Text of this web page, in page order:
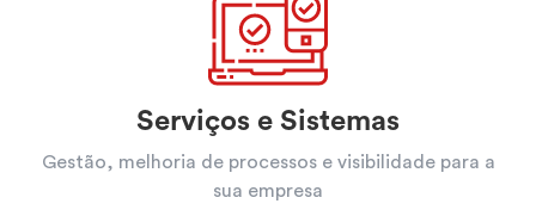
Serviços e Sistemas
Gestão, melhoria de processos e visibilidade para a
sua empresa